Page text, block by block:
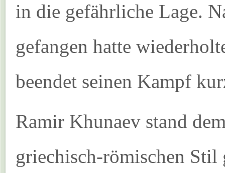
in die gefährliche Lage.
gefangen hatte
beendet seinen Kampf
Ramir Khunaev stand
griechisch-römischen Stil